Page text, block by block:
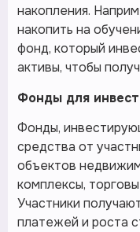
накопления.
накопить на
фонд, который
активы, чтобы
Фонды для
Фонды,
средства от
объектов
комплексы,
Участники
платежей и роста